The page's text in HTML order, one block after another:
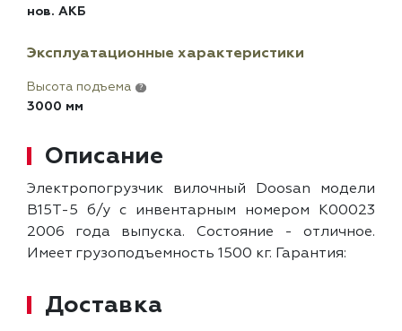
нов. АКБ
Эксплуатационные характеристики
Высота подъема ?
3000 мм
Описание
Электропогрузчик вилочный Doosan модели
B15T-5 б/у с инвентарным номером K00023
2006 года выпуска. Состояние - отличное.
Имеет грузоподъемность 1500 кг. Гарантия:
Доставка